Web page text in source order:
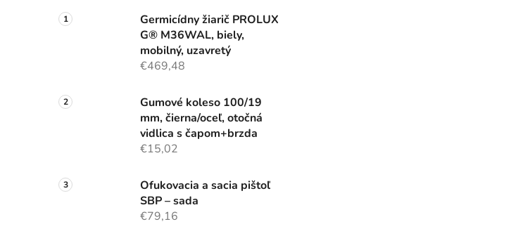
Germicídny žiarič PROLUX
G® M36WAL, biely,
mobilný, uzavretý
€469,48
Gumové koleso 100/19
mm, čierna/oceľ, otočná
vidlica s čapom+brzda
€15,02
Ofukovacia a sacia pištoľ
SBP – sada
€79,16